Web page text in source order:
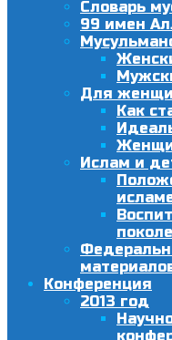
Словарь
99 имен
Для
Как
Ислам и
Конференция
2013 год